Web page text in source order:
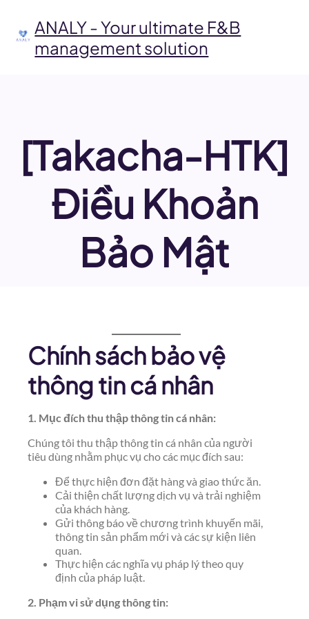
contentANALY - Your ultimate F&B
management solution
[Takacha-HTK]
Điều Khoản
Bảo Mật
Chính sách bảo vệ
thông tin cá nhân
1. Mục đích thu thập thông tin cá nhân:
Chúng tôi thu thập thông tin cá nhân của người
tiêu dùng nhằm phục vụ cho các mục đích sau:
Để thực hiện đơn đặt hàng và giao thức ăn.
Cải thiện chất lượng dịch vụ và trải nghiệm
của khách hàng.
Gửi thông báo về chương trình khuyến mãi,
thông tin sản phẩm mới và các sự kiện liên
quan.
Thực hiện các nghĩa vụ pháp lý theo quy
định của pháp luật.
2. Phạm vi sử dụng thông tin: